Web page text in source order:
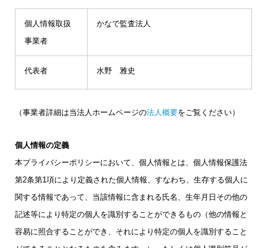
個人情報取扱
事業者
かなで監査法人
代表者 水野 雅史
（事業者詳細は当法人ホームページの法人概要をご覧ください）
個人情報の定義
本プライバシーポリシーにおいて、個人情報とは、個人情報保護法
第2条第1項により定義された個人情報、すなわち、生存する個人に
関する情報であって、当該情報に含まれる氏名、生年月日その他の
記述等により特定の個人を識別することができるもの（他の情報と
容易に照合することができ、それにより特定の個人を識別すること